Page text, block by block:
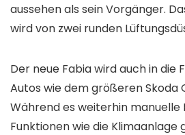
aussehen als sein Vorgänger.
wird von zwei runden
Der neue Fabia wird auch in die
Autos wie dem größeren Skoda
Während es weiterhin
Funktionen wie die Klimaanlage